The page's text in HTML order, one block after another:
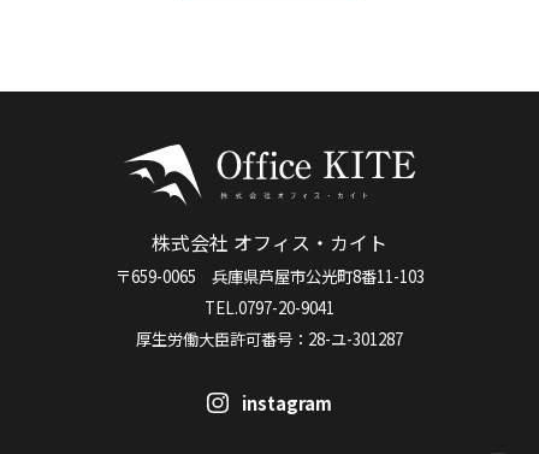
株式会社 オフィス・カイト
〒659-0065 兵庫県芦屋市公光町8番11-103
TEL.0797-20-9041
厚生労働大臣許可番号：28-ユ-301287
instagram